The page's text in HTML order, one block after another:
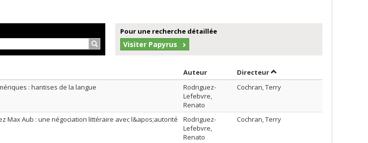
Rechercher…
Pour une recherche détaillée
Visiter Papyrus
ordre décroissant Auteur Trier par auteur en ordre décroissant
Directeurpar contributeur en ordre
: hantises de la langue
Rodriguez-
Lefebvre,
Renato
Cochran, Terry
Max Aub : une négociation littéraire avec l&apos;autorité
Rodriguez-
Lefebvre,
Renato
Cochran, Terry